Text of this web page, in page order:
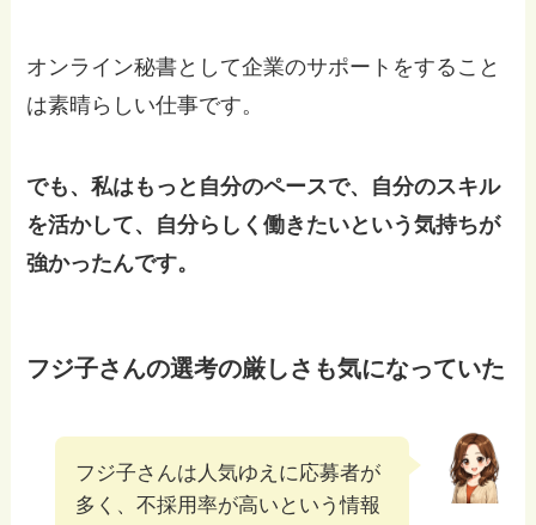
オンライン秘書として企業のサポートをすること
は素晴らしい仕事です。
でも、私はもっと自分のペースで、自分のスキル
を活かして、自分らしく働きたいという気持ちが
強かったんです。
フジ子さんの選考の厳しさも気になっていた
フジ子さんは人気ゆえに応募者が
多く、不採用率が高いという情報